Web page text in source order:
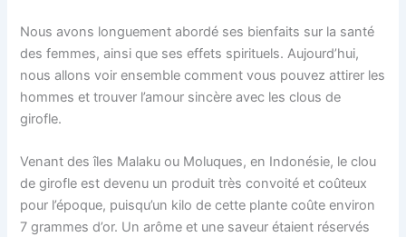
Nous avons longuement abordé ses bienfaits sur la santé
des femmes, ainsi que ses effets spirituels. Aujourd’hui,
nous allons voir ensemble comment vous pouvez attirer les
hommes et trouver l’amour sincère avec les clous de
girofle.
Venant des îles Malaku ou Moluques, en Indonésie, le clou
de girofle est devenu un produit très convoité et coûteux
pour l’époque, puisqu’un kilo de cette plante coûte environ
7 grammes d’or. Un arôme et une saveur étaient réservés